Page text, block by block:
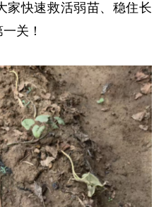
家快速救活弱苗、稳住长
关！